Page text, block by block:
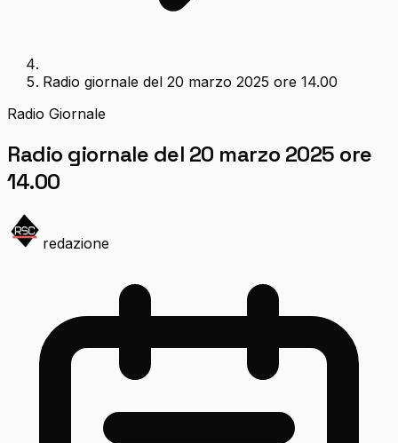
Radio giornale del 20 marzo 2025 ore 14.00
Radio Giornale
Radio giornale del 20 marzo 2025 ore
14.00
redazione